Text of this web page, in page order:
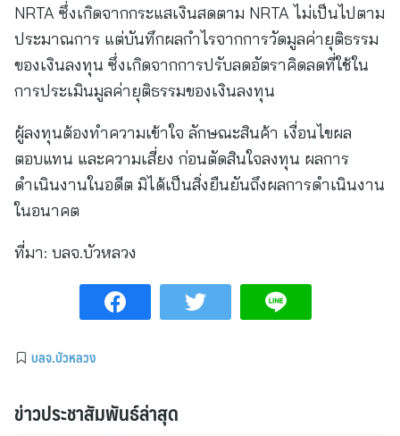
NRTA ซึ่งเกิดจากกระแสเงินสดตาม NRTA ไม่เป็นไปตาม
ประมาณการ แต่บันทึกผลกำไรจากการวัดมูลค่ายุติธรรม
ของเงินลงทุน ซึ่งเกิดจากการปรับลดอัตราคิดลดที่ใช้ใน
การประเมินมูลค่ายุติธรรมของเงินลงทุน
ผู้ลงทุนต้องทำความเข้าใจ ลักษณะสินค้า เงื่อนไขผล
ตอบแทน และความเสี่ยง ก่อนตัดสินใจลงทุน ผลการ
ดำเนินงานในอดีต มิได้เป็นสิ่งยืนยันถึงผลการดำเนินงาน
ในอนาคต
ที่มา: บลจ.บัวหลวง
บลจ.บัวหลวง
ข่าวประชาสัมพันธ์ล่าสุด